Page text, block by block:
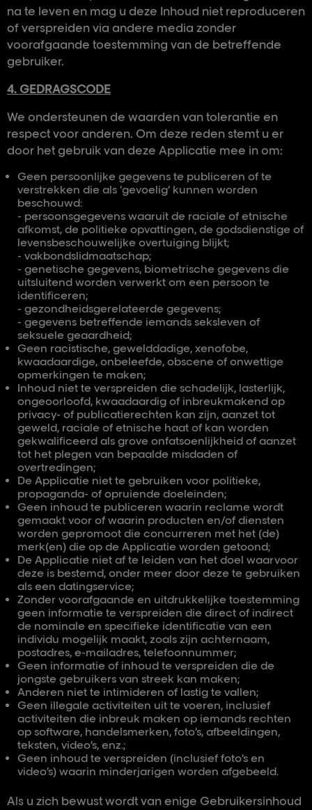
na te leven en mag u deze Inhoud niet reproduceren
of verspreiden via andere media zonder
voorafgaande toestemming van de betreffende
gebruiker.
4. GEDRAGSCODE
We ondersteunen de waarden van tolerantie en
respect voor anderen. Om deze reden stemt u er
door het gebruik van deze Applicatie mee in om:
Geen persoonlijke gegevens te publiceren of te
verstrekken die als ‘gevoelig’ kunnen worden
beschouwd:
- persoonsgegevens waaruit de raciale of etnische
afkomst, de politieke opvattingen, de godsdienstige of
levensbeschouwelijke overtuiging blijkt;
- vakbondslidmaatschap;
- genetische gegevens, biometrische gegevens die
uitsluitend worden verwerkt om een persoon te
identificeren;
- gezondheidsgerelateerde gegevens;
- gegevens betreffende iemands seksleven of
seksuele geaardheid;
Geen racistische, gewelddadige, xenofobe,
kwaadaardige, onbeleefde, obscene of onwettige
opmerkingen te maken;
Inhoud niet te verspreiden die schadelijk, lasterlijk,
ongeoorloofd, kwaadaardig of inbreukmakend op
privacy- of publicatierechten kan zijn, aanzet tot
geweld, raciale of etnische haat of kan worden
gekwalificeerd als grove onfatsoenlijkheid of aanzet
tot het plegen van bepaalde misdaden of
overtredingen;
De Applicatie niet te gebruiken voor politieke,
propaganda- of opruiende doeleinden;
Geen inhoud te publiceren waarin reclame wordt
gemaakt voor of waarin producten en/of diensten
worden gepromoot die concurreren met het (de)
merk(en) die op de Applicatie worden getoond;
De Applicatie niet af te leiden van het doel waarvoor
deze is bestemd, onder meer door deze te gebruiken
als een datingservice;
Zonder voorafgaande en uitdrukkelijke toestemming
geen informatie te verspreiden die direct of indirect
de nominale en specifieke identificatie van een
individu mogelijk maakt, zoals zijn achternaam,
postadres, e-mailadres, telefoonnummer;
Geen informatie of inhoud te verspreiden die de
jongste gebruikers van streek kan maken;
Anderen niet te intimideren of lastig te vallen;
Geen illegale activiteiten uit te voeren, inclusief
activiteiten die inbreuk maken op iemands rechten
op software, handelsmerken, foto’s, afbeeldingen,
teksten, video’s, enz.;
Geen inhoud te verspreiden (inclusief foto’s en
video’s) waarin minderjarigen worden afgebeeld.
Als u zich bewust wordt van enige Gebruikersinhoud